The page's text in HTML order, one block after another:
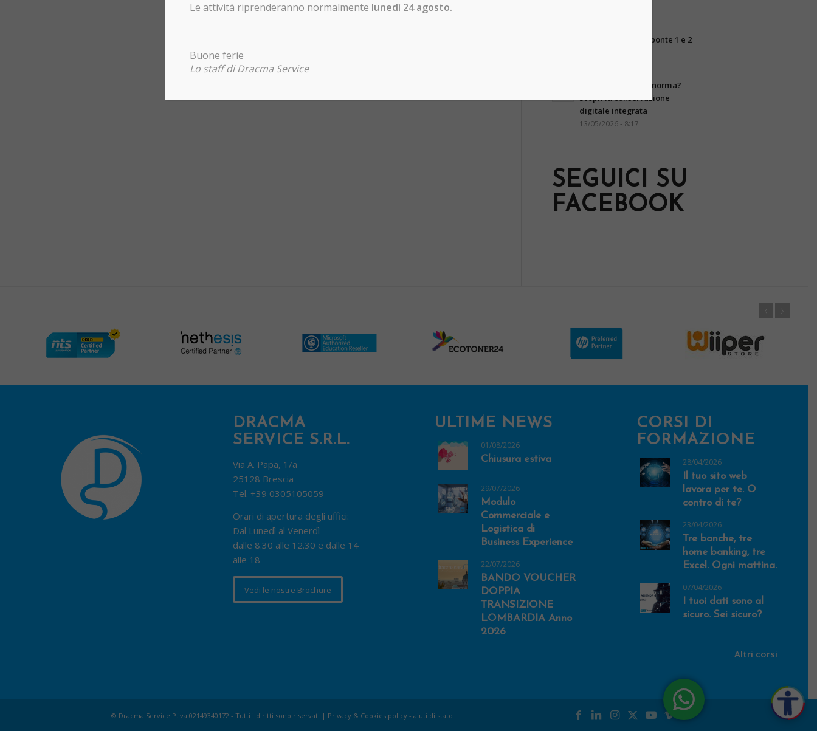
Chiusura uffici per ponte 1 e 2
La tua azienda è a norma?
Scopri la conservazione
digitale integrata
13/05/2026 - 8:17
SEGUICI SU
FACEBOOK
DRACMA
SERVICE S.R.L.
Via A. Papa, 1/a
25128 Brescia
Tel. +39 0305105059
Orari di apertura degli uffici:
Dal Lunedì al Venerdì
dalle 8.30 alle 12.30 e dalle 14
alle 18
Vedi le nostre Brochure
ULTIME NEWS
01/08/2026
Chiusura estiva
29/07/2026
Modulo
Commerciale e
Logistica di
Business Experience
22/07/2026
BANDO VOUCHER
DOPPIA
TRANSIZIONE
LOMBARDIA Anno
2026
CORSI DI
FORMAZIONE
28/04/2026
Il tuo sito web
lavora per te. O
contro di te?
23/04/2026
Tre banche, tre
home banking, tre
Excel. Ogni mattina.
07/04/2026
I tuoi dati sono al
sicuro. Sei sicuro?
Altri corsi
© Dracma Service P.iva 02149340172 - Tutti i diritti sono riservati | Privacy & Cookies policy- aiuti di stato
Le attività riprenderanno normalmente lunedì 24 agosto.
Buone ferie
Lo staff di Dracma Service